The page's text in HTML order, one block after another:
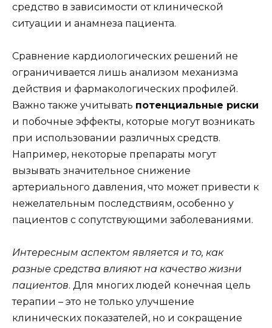
средство в зависимости от клинической
ситуации и анамнеза пациента.
Сравнение кардиологических решений не
ограничивается лишь анализом механизма
действия и фармакологических профилей.
Важно также учитывать потенциальные риски
и побочные эффекты, которые могут возникать
при использовании различных средств.
Например, некоторые препараты могут
вызывать значительное снижение
артериального давления, что может привести к
нежелательным последствиям, особенно у
пациентов с сопутствующими заболеваниями.
Интересным аспектом является и то, как
разные средства влияют на качество жизни
пациентов. Для многих людей конечная цель
терапии – это не только улучшение
клинических показателей, но и сокращение